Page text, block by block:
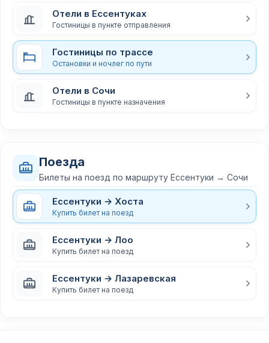
Отели в Ессентуках
Гостиницы в пункте отправления
Гостиницы по трассе
Остановки и ночлег по пути
Отели в Сочи
Гостиницы в пункте назначения
Поезда
Билеты на поезд по маршруту Ессентуки → Сочи
Ессентуки → Хоста
Купить билет на поезд
Ессентуки → Лоо
Купить билет на поезд
Ессентуки → Лазаревская
Купить билет на поезд